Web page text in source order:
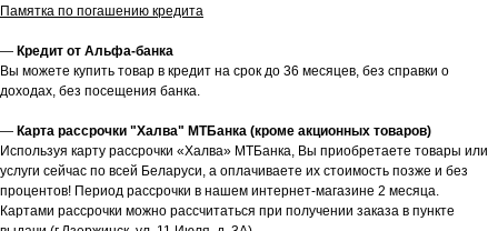
Памятка по погашению кредита
— Кредит от Альфа-банка
Вы можете купить товар в кредит на срок до 36 месяцев, без справки о
доходах, без посещения банка.
— Карта рассрочки "Халва" МТБанка (кроме акционных товаров)
Используя карту рассрочки «Халва» МТБанка, Вы приобретаете товары или
услуги сейчас по всей Беларуси, а оплачиваете их стоимость позже и без
процентов! Период рассрочки в нашем интернет-магазине 2 месяца.
Картами рассрочки можно рассчитаться при получении заказа в пункте